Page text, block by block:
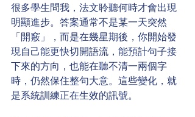
很多學生問我，法文聆聽何時才會出現
明顯進步。答案通常不是某一天突然
「開竅」，而是在幾星期後，你開始發
現自己能更快切開語流，能預計句子接
下來的方向，也能在聽不清一兩個字
時，仍然保住整句大意。這些變化，就
是系統訓練正在生效的訊號。